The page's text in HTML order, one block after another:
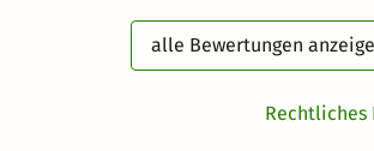
alle Bewertungen
Rechtliches